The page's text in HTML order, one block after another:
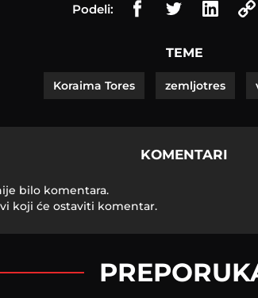
Podeli:
TEME
Koraima Tores zemljotres
KOMENTARI
bilo komentara.
koji će ostaviti komentar.